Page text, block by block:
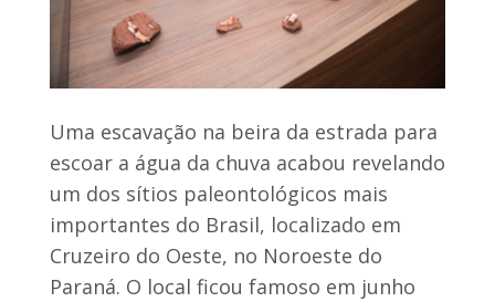
Uma escavação na beira da estrada para
escoar a água da chuva acabou revelando
um dos sítios paleontológicos mais
importantes do Brasil, localizado em
Cruzeiro do Oeste, no Noroeste do
Paraná. O local ficou famoso em junho